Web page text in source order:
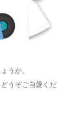
うか。
うぞご自愛くだ